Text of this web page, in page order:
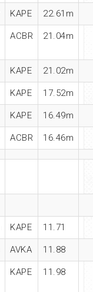
KAPE 22.61m
ACBR 21.04m
KAPE 21.02m
KAPE 17.52m
KAPE 16.49m
ACBR 16.46m
KAPE 11.71
AVKA 11.88
KAPE 11.98